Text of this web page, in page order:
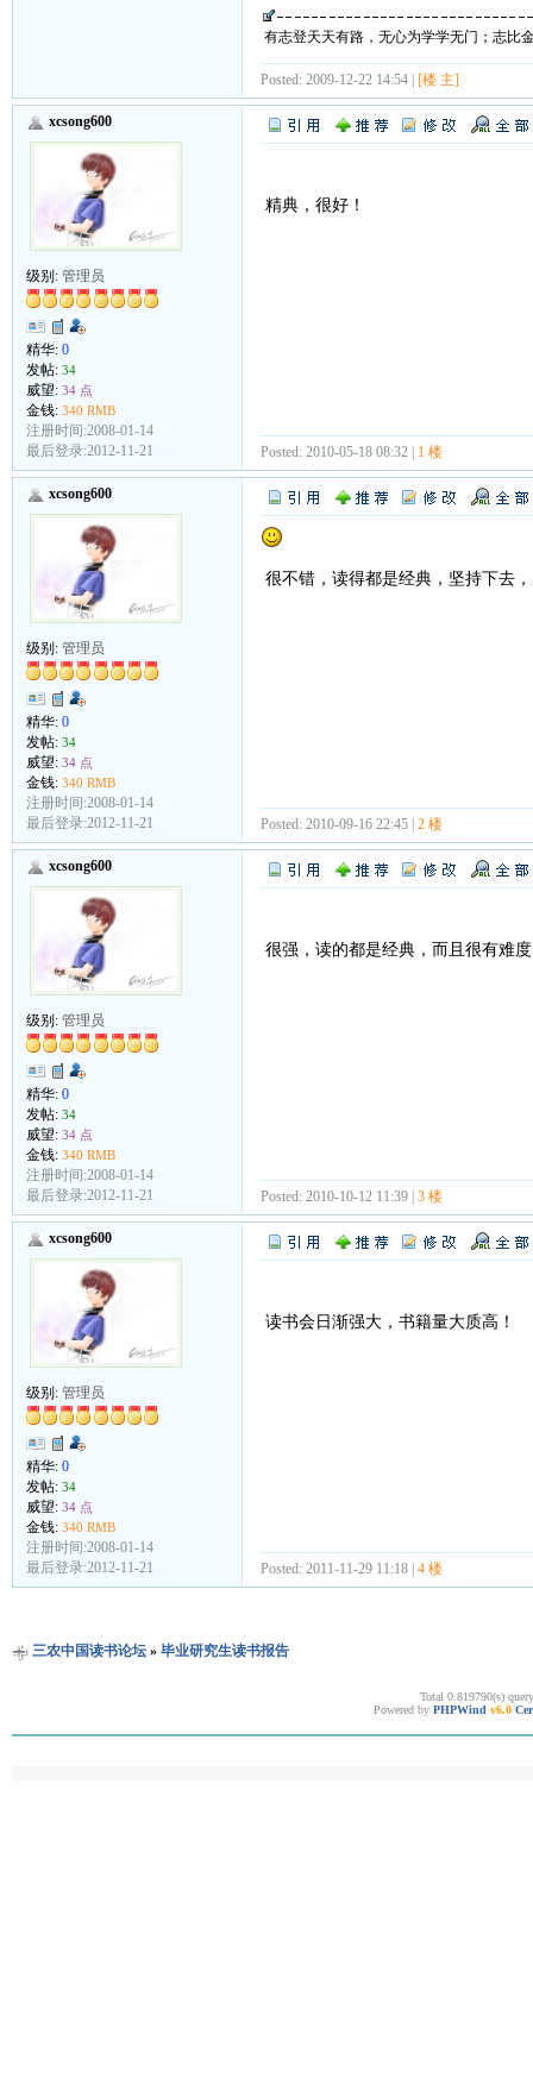
有志登天天有路，无心为学学无门；志比
Posted: 2009-12-22 14:54 | [楼 主]
xcsong600
级别: 管理员
精华: 0
发帖: 34
威望: 34 点
金钱: 340 RMB
注册时间:2008-01-14
最后登录:2012-11-21
精典，很好！
Posted: 2010-05-18 08:32 | 1 楼
xcsong600
级别: 管理员
精华: 0
发帖: 34
威望: 34 点
金钱: 340 RMB
注册时间:2008-01-14
最后登录:2012-11-21
很不错，读得都是经典，坚持下去
Posted: 2010-09-16 22:45 | 2 楼
xcsong600
级别: 管理员
精华: 0
发帖: 34
威望: 34 点
金钱: 340 RMB
注册时间:2008-01-14
最后登录:2012-11-21
很强，读的都是经典，而且很有难
Posted: 2010-10-12 11:39 | 3 楼
xcsong600
级别: 管理员
精华: 0
发帖: 34
威望: 34 点
金钱: 340 RMB
注册时间:2008-01-14
最后登录:2012-11-21
读书会日渐强大，书籍量大质高！
Posted: 2011-11-29 11:18 | 4 楼
三农中国读书论坛» 毕业研究生读书报告
Total 0.819790(s)
Powered by PHPWind v6.0